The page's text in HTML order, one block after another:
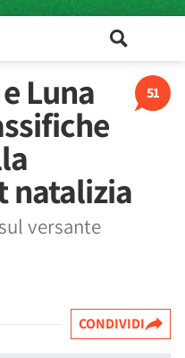
51
Luna
natalizia
versante
CONDIVIDI